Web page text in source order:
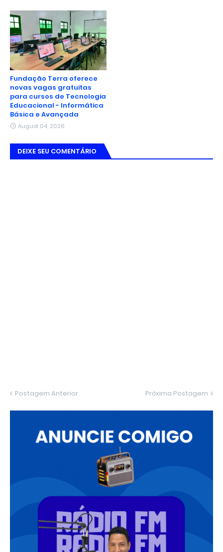
Fundação Terra oferece
novas vagas gratuitas
para cursos de Tecnologia
Educacional - Informática
Básica e Avançada
August 04, 2026
DEIXE SEU COMENTÁRIO
Postagem Anterior Próxima Postagem